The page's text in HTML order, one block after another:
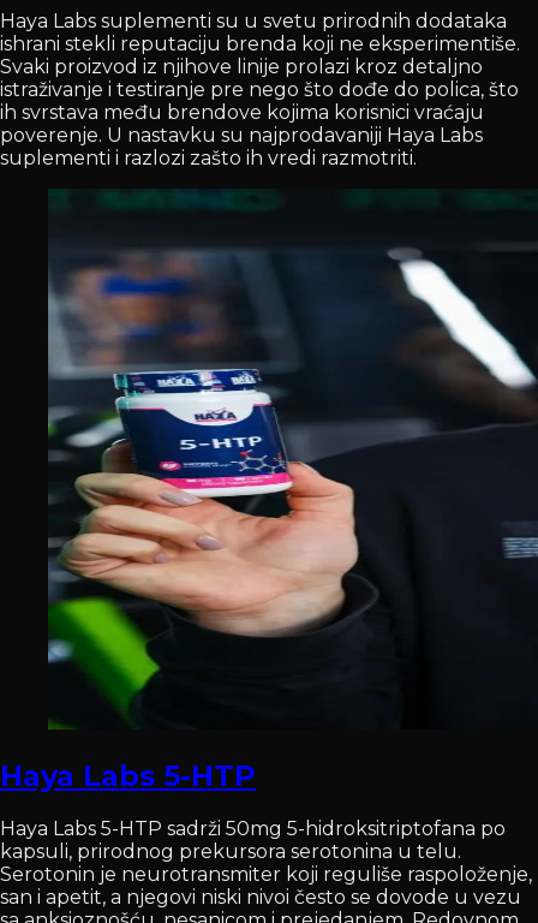
Haya Labs suplementi su u svetu prirodnih dodataka
ishrani stekli reputaciju brenda koji ne eksperimentiše.
Svaki proizvod iz njihove linije prolazi kroz detaljno
istraživanje i testiranje pre nego što dođe do polica, što
ih svrstava među brendove kojima korisnici vraćaju
poverenje. U nastavku su najprodavaniji Haya Labs
suplementi i razlozi zašto ih vredi razmotriti.
Haya Labs 5-HTP
Haya Labs 5-HTP sadrži 50mg 5-hidroksitriptofana po
kapsuli, prirodnog prekursora serotonina u telu.
Serotonin je neurotransmiter koji reguliše raspoloženje,
san i apetit, a njegovi niski nivoi često se dovode u vezu